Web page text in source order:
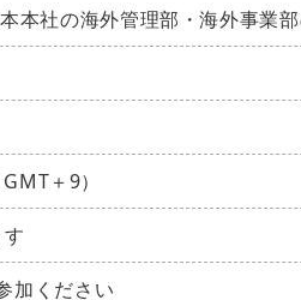
本社の海外管理部・海外事業
＋9）
加ください